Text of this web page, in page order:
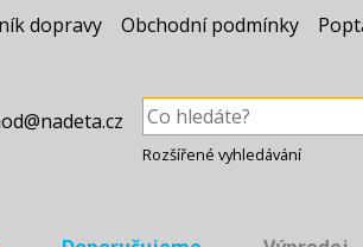
dopravy Obchodní podmínky
Rozšířené vyhledávání